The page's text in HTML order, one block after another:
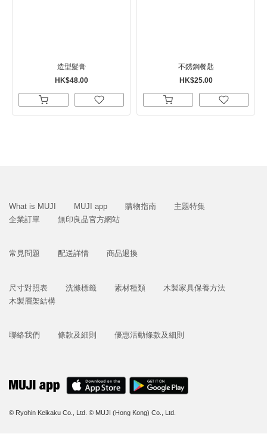
造型髮膏
HK$48.00
不銹鋼餐匙
HK$25.00
What is MUJI MUJI app 購物指南
主題特集
企業訂單
無印良品官方網站
常見問題 配送詳情 商品退換
尺寸對照表 洗滌標籤 素材種類
木製家具保養方法
木製層架結構
聯絡我們 條款及細則 優惠活動條款及細則
© Ryohin Keikaku Co., Ltd. © MUJI (Hong Kong) Co., Ltd.